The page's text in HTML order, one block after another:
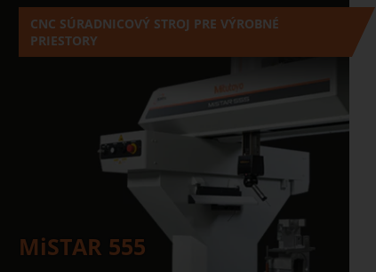
CNC SÚRADNICOVÝ STROJ PRE VÝROBNÉ
PRIESTORY
MiSTAR 555